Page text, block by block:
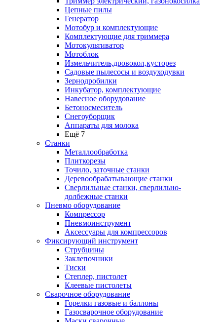
Цепные пилы
Генератор
Мотобур и комплектующие
Комплектующие для триммера
Мотокультиватор
Мотоблок
Измельчитель,дровокол,кусторез
Садовые пылесосы и воздуходувки
Зернодробилки
Инкубатор, комплектующие
Навесное оборудование
Бетоносмеситель
Снегоуборщик
Аппараты для молока
Ещё 7
Станки
Металлообработка
Плиткорезы
Точило, заточные станки
Деревообрабатывающие станки
Сверлильные станки, сверлильно-
долбежные станки
Пневмо оборудование
Компрессор
Пневмоинструмент
Аксессуары для компрессоров
Фиксирующий инструмент
Струбцины
Заклепочники
Тиски
Степлер, пистолет
Клеевые пистолеты
Сварочное оборудование
Горелки газовые и баллоны
Газосварочное оборудование